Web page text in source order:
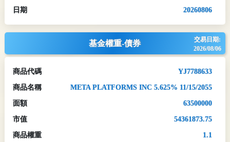
日期 20260806
基金權重-債券
交易日期:
2026/08/06
商品代碼 YJ7788633
商品名稱 META PLATFORMS INC 5.625% 11/15/2055
面額 63500000
市值 54361873.75
商品權重 1.1